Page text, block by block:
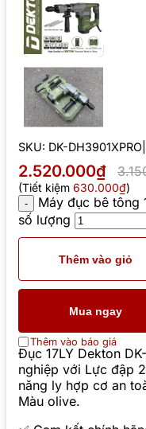
SKU: DK-DH3901XPRO
2.520.000₫
(Tiết kiệm 630.000₫)
Máy đục bê tông
số lượng
Thêm vào giỏ
Mua ngay
Thêm vào báo giá
Đục 17LY Dekton
nghiệp với Lực đập
năng ly hợp cơ an
Màu olive.